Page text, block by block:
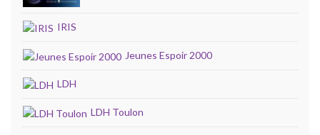
IRIS
Jeunes Espoir 2000
LDH
LDH Toulon